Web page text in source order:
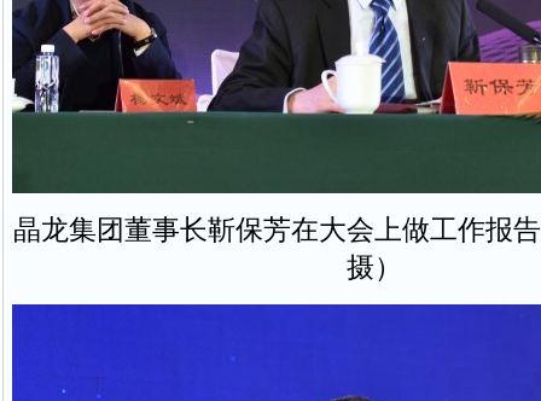
晶龙集团董事长靳保芳在大会上做工作报
摄）